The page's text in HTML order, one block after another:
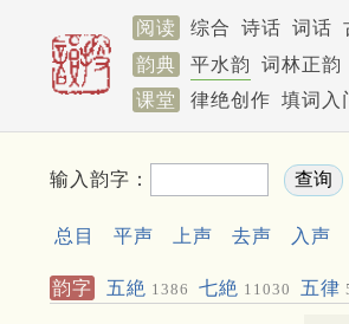
阅读 综合 诗话 词话
韵典
平水韵 词林正韵
课堂
律绝创作 填词入
输入韵字：
总目 平声 上声 去声 入声
韵字 五絶 1386 七絶 11030 五律